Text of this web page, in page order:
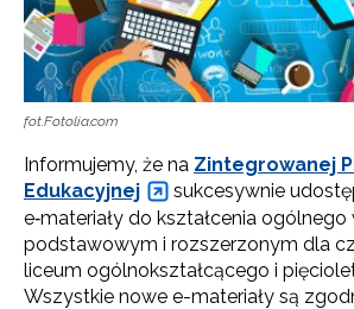
fot.Fotolia.com
Informujemy, że na Zintegrowanej
Edukacyjnej
sukcesywnie
e‑materiały do kształcenia ogólnego
podstawowym i rozszerzonym dla
liceum ogólnokształcącego i
Wszystkie nowe e-materiały są